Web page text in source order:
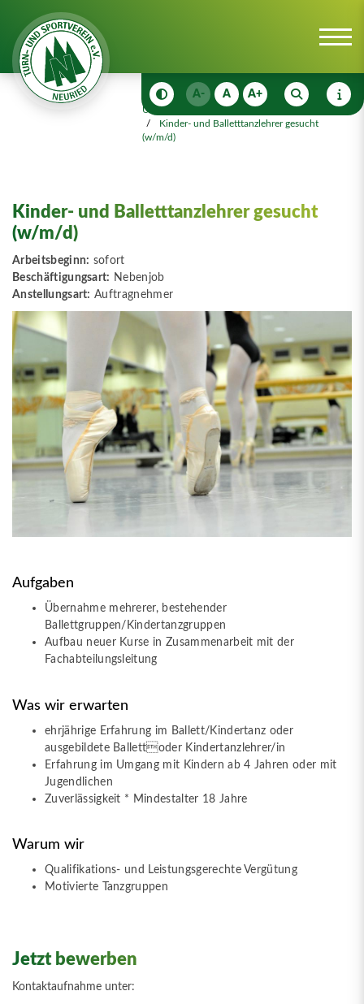
A- A A+
Unser Verein
Kinder- und Balletttanzlehrer gesucht
(w/m/d)
Kinder- und Balletttanzlehrer gesucht
(w/m/d)
Arbeitsbeginn: sofort
Beschäftigungsart: Nebenjob
Anstellungsart: Auftragnehmer
Aufgaben
Übernahme mehrerer, bestehender
Ballettgruppen/Kindertanzgruppen
Aufbau neuer Kurse in Zusammenarbeit mit der
Fachabteilungsleitung
Was wir erwarten
ehrjährige Erfahrung im Ballett/Kindertanz oder
ausgebildete Ballettoder Kindertanzlehrer/in
Erfahrung im Umgang mit Kindern ab 4 Jahren oder mit
Jugendlichen
Zuverlässigkeit * Mindestalter 18 Jahre
Warum wir
Qualifikations- und Leistungsgerechte Vergütung
Motivierte Tanzgruppen
Jetzt bewerben
Kontaktaufnahme unter: